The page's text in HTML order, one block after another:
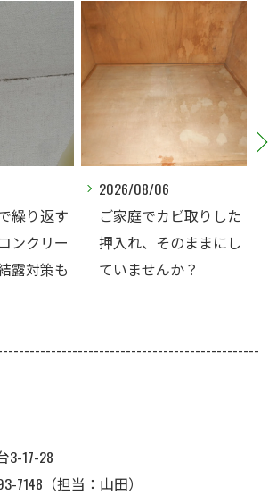
取りした
ままにし
？
2026/08/06
玄関ドアを開けた瞬間
の臭い。壁紙を張替え
ないと解決できないこ
3-17-28
7148（担当：山田）